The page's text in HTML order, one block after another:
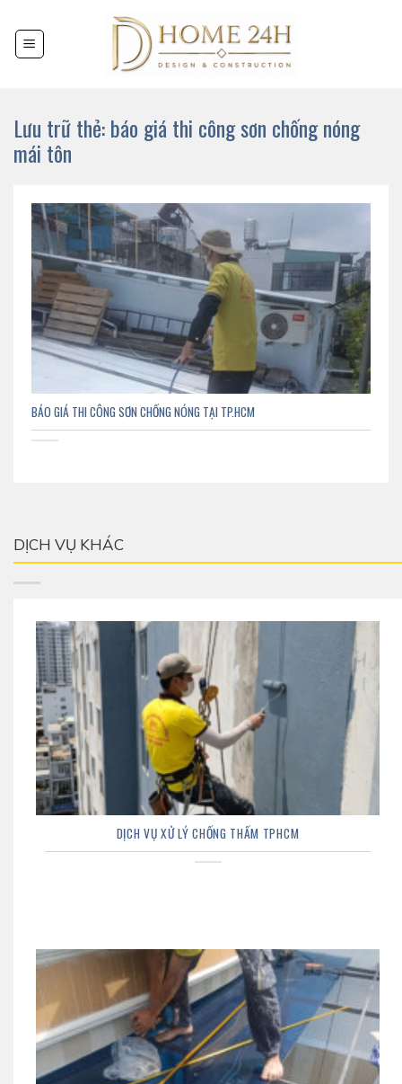
đến
nội
Lưu trữ thẻ:báo giá thi công sơn chống nóng
mái tôn
BÁO GIÁ THI CÔNG SƠN CHỐNG NÓNG TẠI TP.HCM
DỊCH VỤ KHÁC
DỊCH VỤ XỬ LÝ CHỐNG THẤM TPHCM